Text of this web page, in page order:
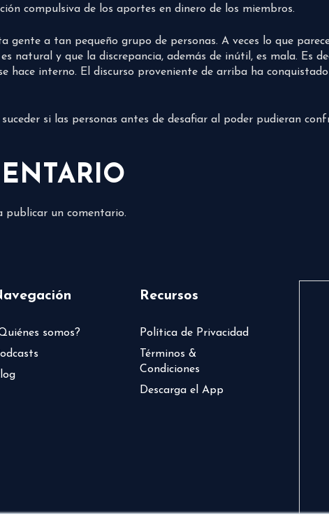
compulsiva de los aportes en dinero de los miembros.
a tan pequeño grupo de personas. A veces lo que
natural y que la discrepancia, además de inútil, es mala. Es
hace interno. El discurso proveniente de arriba ha
si las personas antes de desafiar al poder pudieran
publicar un comentario.
somos?
Recursos
Política de Privacidad
Términos &
Condiciones
Descarga el App